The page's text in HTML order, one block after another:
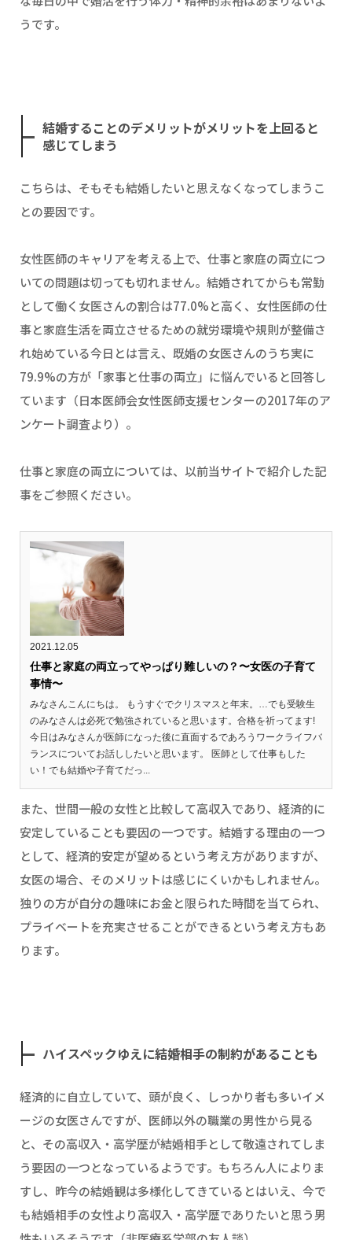
うです。
結婚することのデメリットがメリットを上回ると
感じてしまう
こちらは、そもそも結婚したいと思えなくなってしまうこ
との要因です。
女性医師のキャリアを考える上で、仕事と家庭の両立につ
いての問題は切っても切れません。結婚されてからも常勤
として働く女医さんの割合は77.0%と高く、女性医師の仕
事と家庭生活を両立させるための就労環境や規則が整備さ
れ始めている今日とは言え、既婚の女医さんのうち実に
79.9%の方が「家事と仕事の両立」に悩んでいると回答し
ています（日本医師会女性医師支援センターの2017年のア
ンケート調査より）。
仕事と家庭の両立については、以前当サイトで紹介した記
事をご参照ください。
2021.12.05
仕事と家庭の両立ってやっぱり難しいの？〜女医の子育て
事情〜
みなさんこんにちは。 もうすぐでクリスマスと年末。…でも受験生
のみなさんは必死で勉強されていると思います。合格を祈ってます!
今日はみなさんが医師になった後に直面するであろうワークライフバ
ランスについてお話ししたいと思います。 医師として仕事もした
い！でも結婚や子育てだっ...
また、世間一般の女性と比較して高収入であり、経済的に
安定していることも要因の一つです。結婚する理由の一つ
として、経済的安定が望めるという考え方がありますが、
女医の場合、そのメリットは感じにくいかもしれません。
独りの方が自分の趣味にお金と限られた時間を当てられ、
プライベートを充実させることができるという考え方もあ
ります。
ハイスペックゆえに結婚相手の制約があることも
経済的に自立していて、頭が良く、しっかり者も多いイメ
ージの女医さんですが、医師以外の職業の男性から見る
と、その高収入・高学歴が結婚相手として敬遠されてしま
う要因の一つとなっているようです。もちろん人によりま
すし、昨今の結婚観は多様化してきているとはいえ、今で
も結婚相手の女性より高収入・高学歴でありたいと思う男